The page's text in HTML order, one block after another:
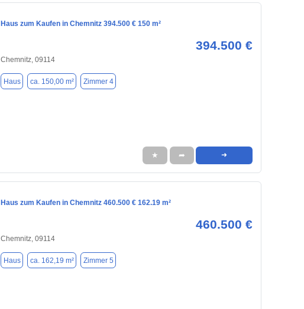
Haus zum Kaufen in Chemnitz 394.500 € 150 m²
394.500 €
Chemnitz, 09114
Haus ca. 150,00 m² Zimmer 4
★ ➦ ➜
Haus zum Kaufen in Chemnitz 460.500 € 162.19 m²
460.500 €
Chemnitz, 09114
Haus ca. 162,19 m² Zimmer 5